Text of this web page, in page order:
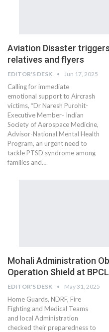
Aviation Disaster
relatives and flyers
EDITOR'S DESK Jun 17, 2025
Calling for immediate
emotional support to Aircrash
victims, *Dr Naresh Purohit-
Executive Member- Indian
Society of Aerospace Medicine,
Advisor-National Mental Health
Program, an urgent need to
tackle PTSD syndrome among
families and…
Mohali Administration
Operation Shield at
EDITOR'S DESK May 31, 2025
Home Guards, NDRF, Fire
Fighting and Medical Teams
and local Administration
checked their preparedness to